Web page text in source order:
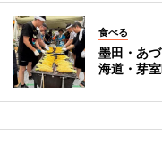
食べる
墨田・あ
海道・芽